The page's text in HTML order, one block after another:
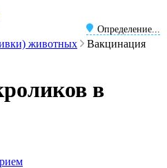
Определение...
животных
Вакцинация
в